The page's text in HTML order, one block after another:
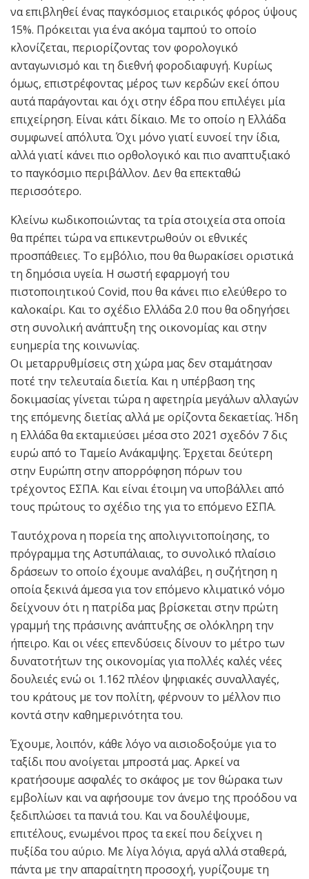
να επιβληθεί ένας παγκόσμιος εταιρικός φόρος ύψους
15%. Πρόκειται για ένα ακόμα ταμπού το οποίο
κλονίζεται, περιορίζοντας τον φορολογικό
ανταγωνισμό και τη διεθνή φοροδιαφυγή. Κυρίως
όμως, επιστρέφοντας μέρος των κερδών εκεί όπου
αυτά παράγονται και όχι στην έδρα που επιλέγει μία
επιχείρηση. Είναι κάτι δίκαιο. Με το οποίο η Ελλάδα
συμφωνεί απόλυτα. Όχι μόνο γιατί ευνοεί την ίδια,
αλλά γιατί κάνει πιο ορθολογικό και πιο αναπτυξιακό
το παγκόσμιο περιβάλλον. Δεν θα επεκταθώ
περισσότερο.
Κλείνω κωδικοποιώντας τα τρία στοιχεία στα οποία
θα πρέπει τώρα να επικεντρωθούν οι εθνικές
προσπάθειες. Το εμβόλιο, που θα θωρακίσει οριστικά
τη δημόσια υγεία. Η σωστή εφαρμογή του
πιστοποιητικού Covid, που θα κάνει πιο ελεύθερο το
καλοκαίρι. Και το σχέδιο Ελλάδα 2.0 που θα οδηγήσει
στη συνολική ανάπτυξη της οικονομίας και στην
ευημερία της κοινωνίας.
Οι μεταρρυθμίσεις στη χώρα μας δεν σταμάτησαν
ποτέ την τελευταία διετία. Και η υπέρβαση της
δοκιμασίας γίνεται τώρα η αφετηρία μεγάλων αλλαγών
της επόμενης διετίας αλλά με ορίζοντα δεκαετίας. Ήδη
η Ελλάδα θα εκταμιεύσει μέσα στο 2021 σχεδόν 7 δις
ευρώ από το Ταμείο Ανάκαμψης. Έρχεται δεύτερη
στην Ευρώπη στην απορρόφηση πόρων του
τρέχοντος ΕΣΠΑ. Και είναι έτοιμη να υποβάλλει από
τους πρώτους το σχέδιο της για το επόμενο ΕΣΠΑ.
Ταυτόχρονα η πορεία της απολιγνιτοποίησης, το
πρόγραμμα της Αστυπάλαιας, το συνολικό πλαίσιο
δράσεων το οποίο έχουμε αναλάβει, η συζήτηση η
οποία ξεκινά άμεσα για τον επόμενο κλιματικό νόμο
δείχνουν ότι η πατρίδα μας βρίσκεται στην πρώτη
γραμμή της πράσινης ανάπτυξης σε ολόκληρη την
ήπειρο. Και οι νέες επενδύσεις δίνουν το μέτρο των
δυνατοτήτων της οικονομίας για πολλές καλές νέες
δουλειές ενώ οι 1.162 πλέον ψηφιακές συναλλαγές,
του κράτους με τον πολίτη, φέρνουν το μέλλον πιο
κοντά στην καθημερινότητα του.
Έχουμε, λοιπόν, κάθε λόγο να αισιοδοξούμε για το
ταξίδι που ανοίγεται μπροστά μας. Αρκεί να
κρατήσουμε ασφαλές το σκάφος με τον θώρακα των
εμβολίων και να αφήσουμε τον άνεμο της προόδου να
ξεδιπλώσει τα πανιά του. Και να δουλέψουμε,
επιτέλους, ενωμένοι προς τα εκεί που δείχνει η
πυξίδα του αύριο. Με λίγα λόγια, αργά αλλά σταθερά,
πάντα με την απαραίτητη προσοχή, γυρίζουμε τη